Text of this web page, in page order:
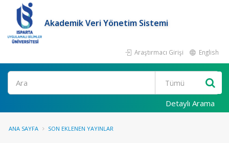
Akademik Veri Yönetim Sistemi
Araştırmacı Girişi English
Ara
Detaylı Arama
ANA SAYFA SON EKLENEN YAYINLAR